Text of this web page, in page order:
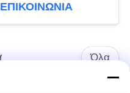
ΕΠΙΚΟΙΝΩΝΙΑ
Όλα